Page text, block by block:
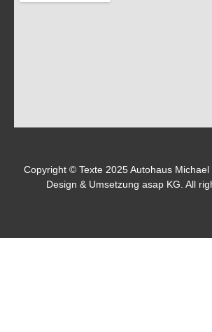
Copyright © Texte 2025 Autohaus Michael
Design & Umsetzung asap KG. All